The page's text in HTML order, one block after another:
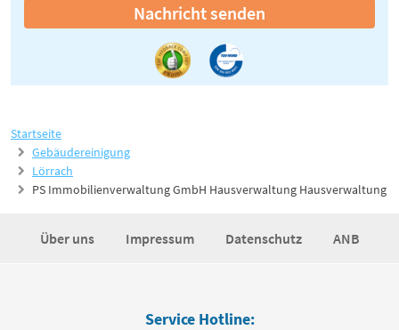
Startseite
Gebäudereinigung
Lörrach
PS Immobilienverwaltung GmbH Hausverwaltung Hausverwaltung
Nachricht senden
Über uns Impressum Datenschutz ANB
Service Hotline: